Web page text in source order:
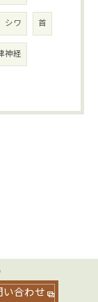
シワ 首
神経
い合わせ